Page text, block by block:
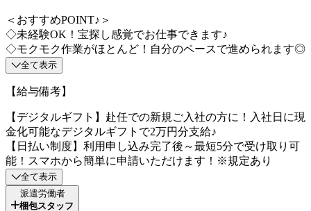
＜おすすめPOINT♪＞
◇未経験OK！宝探し感覚でお仕事できます♪
◇モクモク作業がほとんど！自分のペースで進められます◎
全て表示
【給与備考】
【デジタルギフト】赴任での新規ご入社の方に！入社日に現
金化可能なデジタルギフトで2万円分支給♪
【日払い制度】利用申し込み完了後～最短5分で受け取り可
能！スマホから簡単に申請いただけます！※規定あり
全て表示
派遣労働者
梱包スタッフ